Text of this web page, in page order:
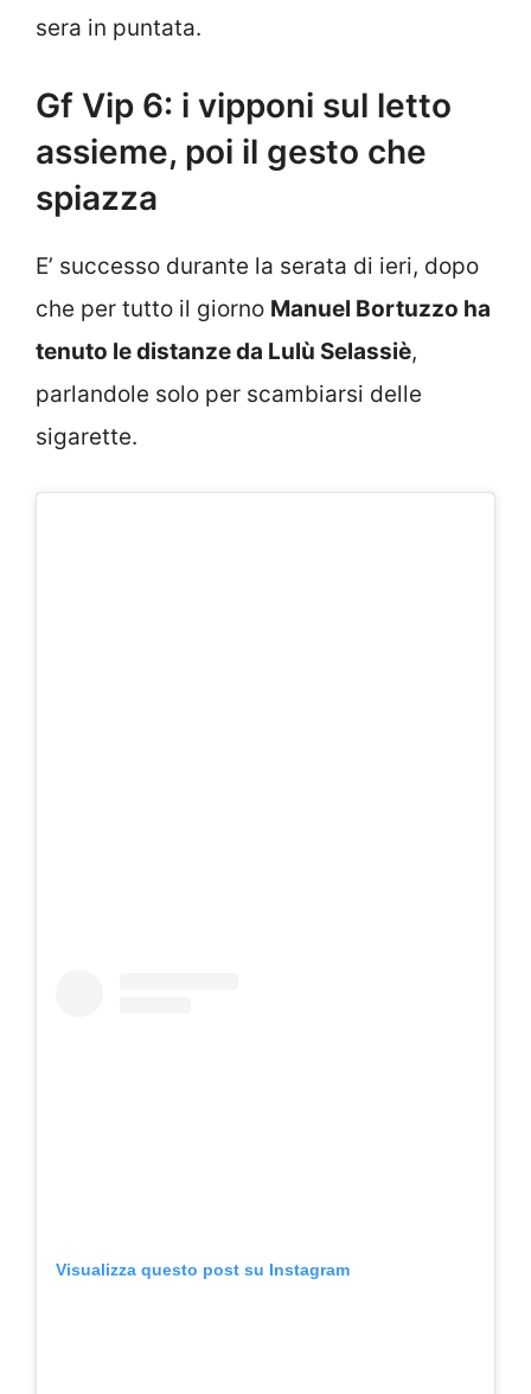
sera in puntata.
Gf Vip 6: i vipponi sul letto
assieme, poi il gesto che
spiazza
E’ successo durante la serata di ieri, dopo
che per tutto il giorno Manuel Bortuzzo ha
tenuto le distanze da Lulù Selassiè,
parlandole solo per scambiarsi delle
sigarette.
Visualizza questo post su Instagram